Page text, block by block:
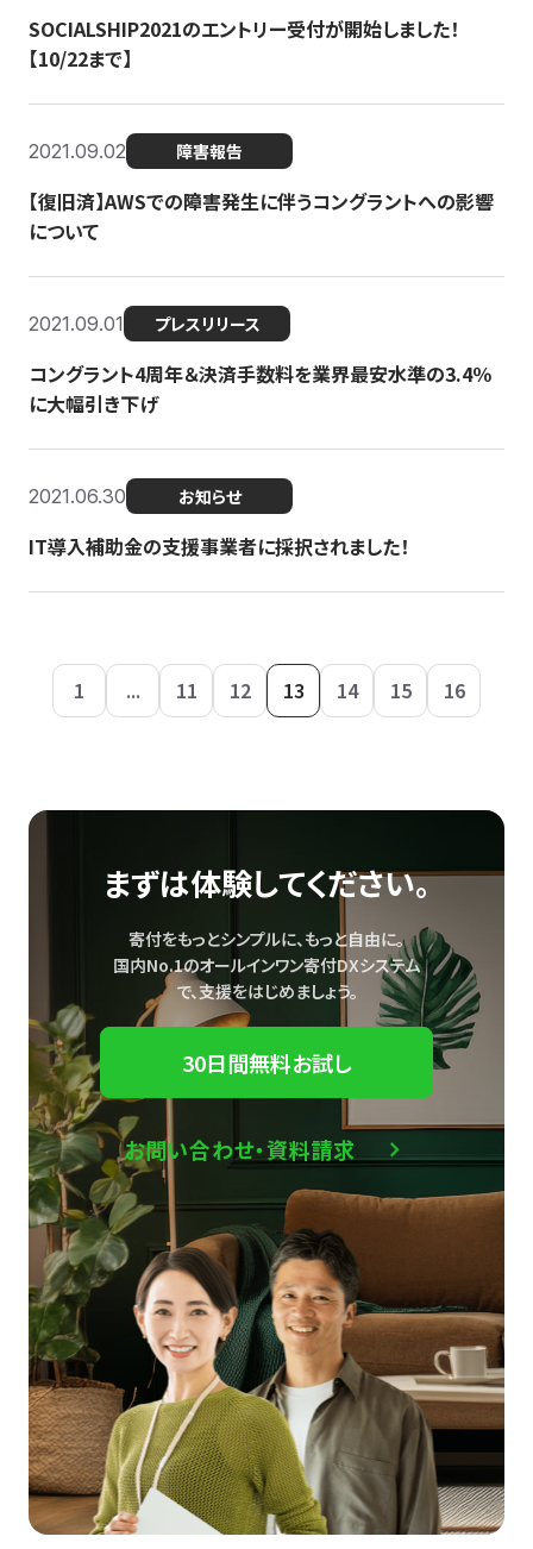
SOCIALSHIP2021のエントリー受付が開始しました！
【10/22まで】
2021.09.02 障害報告
【復旧済】AWSでの障害発生に伴うコングラントへの影響
について
2021.09.01 プレスリリース
コングラント4周年＆決済手数料を業界最安水準の3.4％
に大幅引き下げ
2021.06.30 お知らせ
IT導入補助金の支援事業者に採択されました！
1 ... 11 12 13 14 15 16
まずは体験してください。
寄付をもっとシンプルに、もっと自由に。
国内No.1のオールインワン寄付DXシステム
で、支援をはじめましょう。
30日間無料お試し
お問い合わせ・資料請求